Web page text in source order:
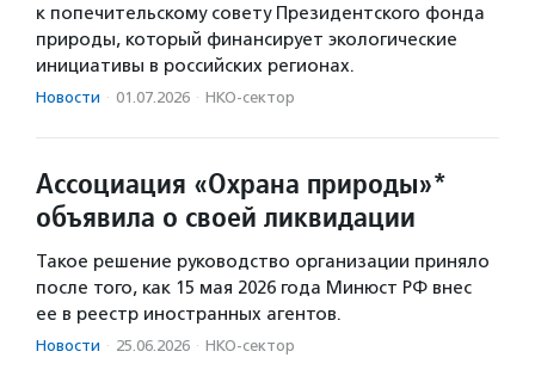
к попечительскому совету Президентского фонда
природы, который финансирует экологические
инициативы в российских регионах.
Новости · 01.07.2026 · НКО-сектор
Ассоциация «Охрана природы»*
объявила о своей ликвидации
Такое решение руководство организации приняло
после того, как 15 мая 2026 года Минюст РФ внес
ее в реестр иностранных агентов.
Новости · 25.06.2026 · НКО-сектор